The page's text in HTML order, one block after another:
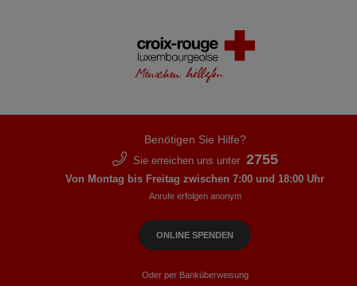
Benötigen Sie Hilfe?
Sie erreichen uns unter 2755
Von Montag bis Freitag zwischen 7:00 und 18:00 Uhr
Anrufe erfolgen anonym
ONLINE SPENDEN
Oder per Banküberweisung